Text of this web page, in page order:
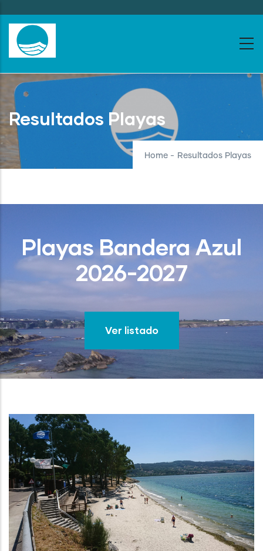
to
main
content
Resultados Playas
Home - Resultados Playas
Playas Bandera Azul
2026-2027
Ver listado